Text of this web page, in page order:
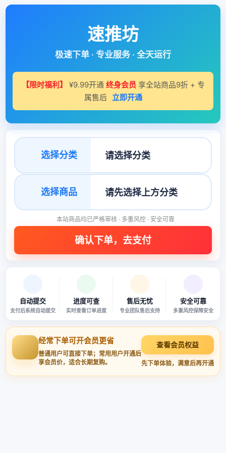
速推坊
极速下单 · 专业服务 · 全天运行
【限时福利】 ¥9.99开通 终身会员 享全站商品9折 + 专
属售后 立即开通
选择分类
选择商品
本站商品均已严格审核 · 多重风控 · 安全可靠
自动提交
支付后系统自动提交
进度可查
实时查看订单进度
售后无忧
专业团队售后支持
安全可靠
多重风控保障安全
经常下单可开会员更省
普通用户可直接下单；常用用户开通后
享会员价，适合长期复购。
查看会员权益
先下单体验，满意后再开通